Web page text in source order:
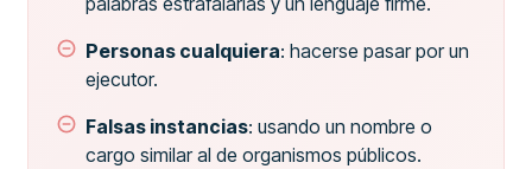
Personas cualquiera: hacerse pasar por un
ejecutor.
Falsas instancias: usando un nombre o
cargo similar al de organismos públicos.